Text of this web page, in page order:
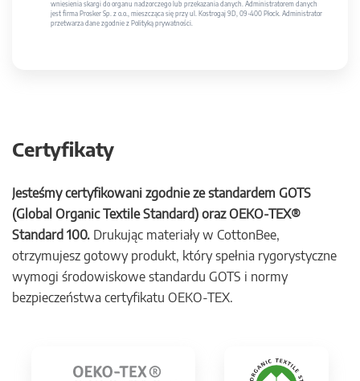
wniesienia skargi do organu nadzorczego lub przekazania danych. Administratorem danych
jest firma Prosker Sp. z o.o., mieszcząca się przy ul. Kostrogaj 9D, 09-400 Płock. Administrator
przetwarza dane zgodnie z Polityką prywatności.
Certyfikaty
Jesteśmy certyfikowani zgodnie ze standardem GOTS
(Global Organic Textile Standard) oraz OEKO-TEX®
Standard 100. Drukując materiały w CottonBee,
otrzymujesz gotowy produkt, który spełnia rygorystyczne
wymogi środowiskowe standardu GOTS i normy
bezpieczeństwa certyfikatu OEKO-TEX.